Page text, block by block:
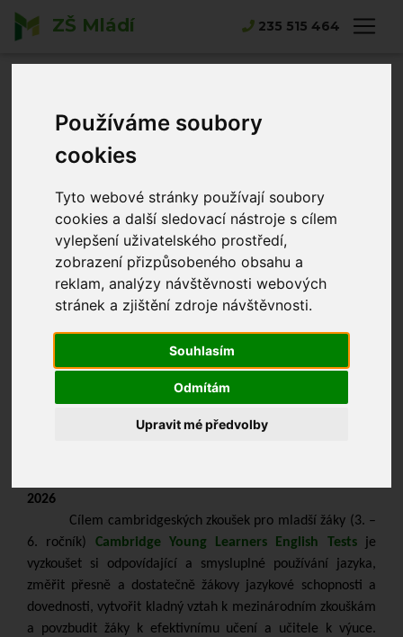
Používáme soubory
cookies
Tyto webové stránky používají soubory
cookies a další sledovací nástroje s cílem
vylepšení uživatelského prostředí,
zobrazení přizpůsobeného obsahu a
reklam, analýzy návštěvnosti webových
stránek a zjištění zdroje návštěvnosti.
Souhlasím
Odmítám
Upravit mé předvolby
ZŠ Mládí 235 515 464
Hlavní strana
Novinky
zkoušky pro
mladší žáky YLE
Klára Dzúrová 08.12.2025
2026
Cílem cambridgeských zkoušek pro mladší žáky (3. –
6. ročník) Cambridge Young Learners English Testsje
vyzkoušet si odpovídající a smysluplné používání jazyka,
změřit přesně a dostatečně žákovy jazykové schopnosti a
dovednosti, vytvořit kladný vztah k mezinárodním zkouškám
a povzbudit žáky k efektivnímu učení a učitele k výuce.